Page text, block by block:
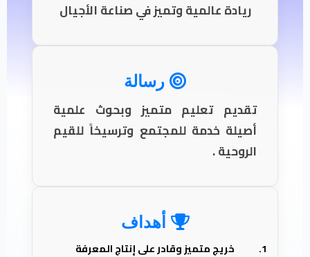
ريادة عالمية وتميز في صناعة الأجيال
رسالة
تقديم تعليم متميز وبحوث علمية
أصيلة خدمة للمجتمع وترسيخاً للقيم
الروحية .
أهداف
خريج متميز وقادر على إنتاج المعرفة